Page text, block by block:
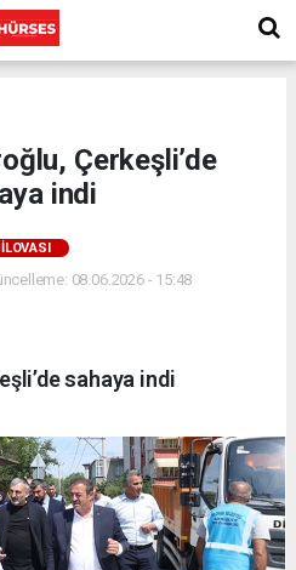
Çerkeşli’de
indi
08.06.2026 - 15:48
sahaya indi